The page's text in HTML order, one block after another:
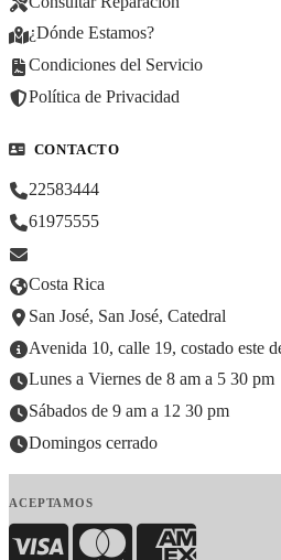
¿Dónde Estamos?
Condiciones del Servicio
Política de Privacidad
CONTACTO
22583444
61975555
Costa Rica
San José, San José, Catedral
Avenida 10, calle 19, costado este
Lunes a Viernes de 8 am a 5 30 pm
Sábados de 9 am a 12 30 pm
Domingos cerrado
ACEPTAMOS
Visa MasterCardAmerican